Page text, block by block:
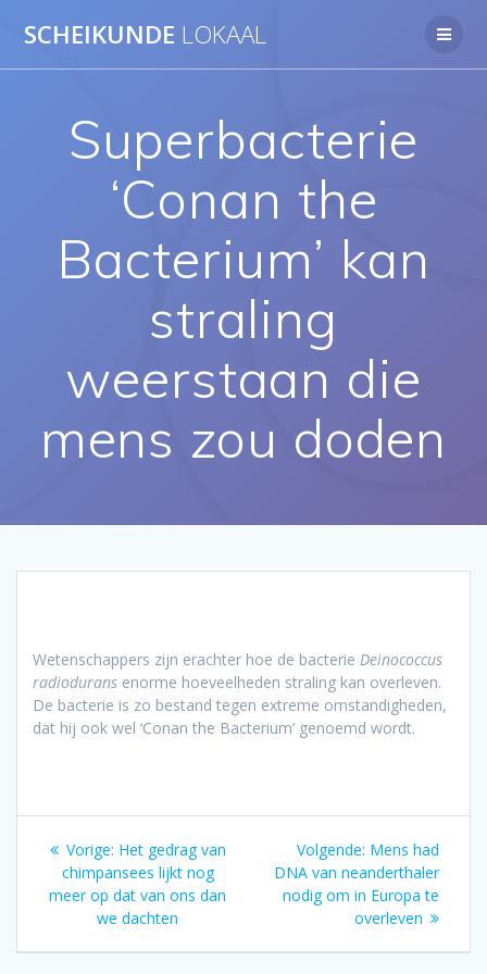
naar
SCHEIKUNDE LOKAAL
Superbacterie
‘Conan the
Bacterium’ kan
straling
weerstaan die
mens zou doden
Wetenschappers zijn erachter hoe de bacterie Deinococcus
radiodurans enorme hoeveelheden straling kan overleven.
De bacterie is zo bestand tegen extreme omstandigheden,
dat hij ook wel ‘Conan the Bacterium’ genoemd wordt.
Bericht
navigatie
Vorige: Vorig
bericht:
Het gedrag van
chimpansees lijkt nog
meer op dat van ons dan
we dachten
Volgende: Volgend
bericht:
Mens had
DNA van neanderthaler
nodig om in Europa te
overleven